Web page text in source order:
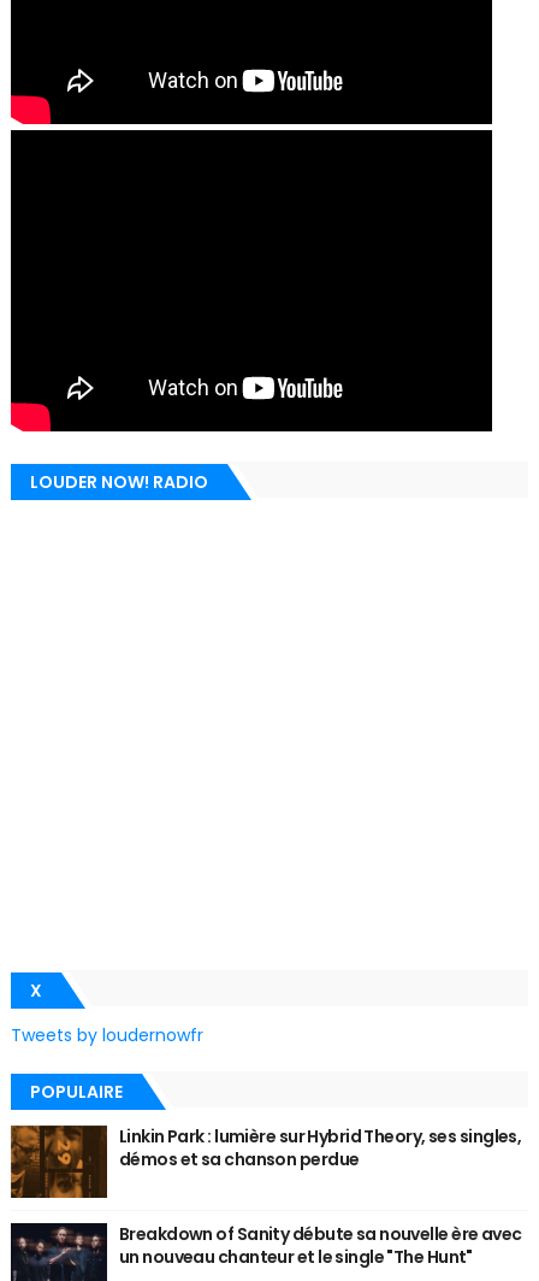
LOUDER NOW! RADIO
X
Tweets by loudernowfr
POPULAIRE
Linkin Park : lumière sur Hybrid Theory, ses singles,
démos et sa chanson perdue
Breakdown of Sanity débute sa nouvelle ère avec
un nouveau chanteur et le single "The Hunt"